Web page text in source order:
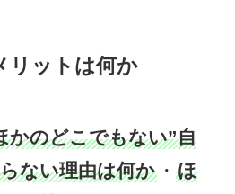
リットは何か
かのどこでもない”自
ない理由は何か ・ほ